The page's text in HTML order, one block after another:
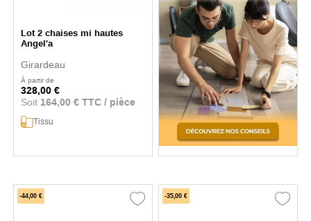
Lot 2 chaises mi hautes
Angel'a
Girardeau
À partir de
328,00 €
Soit 164,00 € TTC / pièce
Tissu
-44,00 € -35,00 €